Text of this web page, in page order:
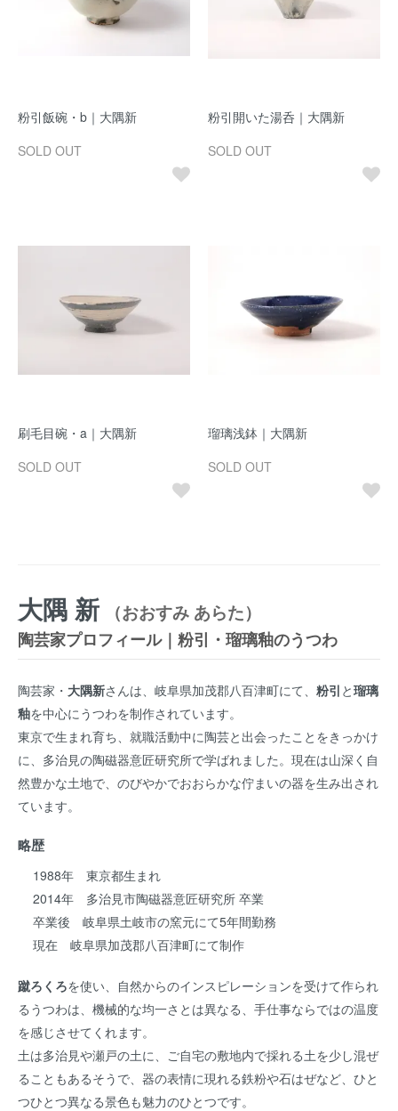
粉引飯碗・b｜大隅新
SOLD OUT
粉引開いた湯呑｜大隅新
SOLD OUT
刷毛目碗・a｜大隅新
SOLD OUT
瑠璃浅鉢｜大隅新
SOLD OUT
大隅 新 （おおすみ あらた）
陶芸家プロフィール｜粉引・瑠璃釉のうつわ
陶芸家・ 大隅新さんは、岐阜県加茂郡八百津町にて、 粉引 と瑠璃
釉を中心にうつわを制作されています。
東京で生まれ育ち、就職活動中に陶芸と出会ったことをきっかけ
に、多治見の陶磁器意匠研究所で学ばれました。現在は山深く自
然豊かな土地で、のびやかでおおらかな佇まいの器を生み出され
ています。
略歴
1988年 東京都生まれ
2014年 多治見市陶磁器意匠研究所 卒業
卒業後 岐阜県土岐市の窯元にて5年間勤務
現在 岐阜県加茂郡八百津町にて制作
蹴ろくろを使い、自然からのインスピレーションを受けて作られ
るうつわは、機械的な均一さとは異なる、手仕事ならではの温度
を感じさせてくれます。
土は多治見や瀬戸の土に、ご自宅の敷地内で採れる土を少し混ぜ
ることもあるそうで、器の表情に現れる鉄粉や石はぜなど、ひと
つひとつ異なる景色も魅力のひとつです。